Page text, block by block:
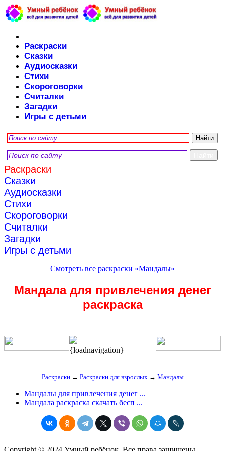
Раскраски
Сказки
Аудиосказки
Стихи
Скороговорки
Считалки
Загадки
Игры с детьми
Раскраски
Сказки
Аудиосказки
Стихи
Скороговорки
Считалки
Загадки
Игры с детьми
Смотреть все раскраски «Мандалы»
Мандала для привлечения денег
раскраска
{loadnavigation}
Раскраски→ Раскраски для взрослых → Мандалы
Мандалы для привлечения денег ...
Мандала раскраска скачать бесп ...